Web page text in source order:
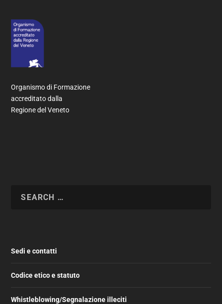
Organismo di Formazione
accreditato dalla
Regione del Veneto
Sedi e contatti
Codice etico e statuto
Whistleblowing/Segnalazione illeciti